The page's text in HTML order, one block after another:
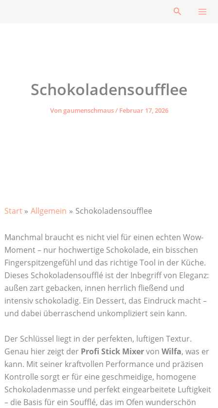
Suchen
Schokoladensoufflee
Vongaumenschmaus/ Februar 17, 2026
Start Allgemein Schokoladensoufflee
Manchmal braucht es nicht viel für einen echten Wow-
Moment – nur hochwertige Schokolade, ein bisschen
Fingerspitzengefühl und das richtige Tool in der Küche.
Dieses Schokoladensoufflé ist der Inbegriff von Eleganz:
außen zart gebacken, innen herrlich fließend und
intensiv schokoladig. Ein Dessert, das Eindruck macht –
und dabei überraschend unkompliziert sein kann.
Der Schlüssel liegt in der perfekten, luftigen Textur.
Genau hier zeigt der Profi Stick Mixervon Wilfa, was er
kann. Mit seiner kraftvollen Performance und präzisen
Kontrolle sorgt er für eine geschmeidige, homogene
Schokoladenmasse und perfekt eingearbeitete Luftigkeit
– die Basis für ein Soufflé, das im Ofen wunderschön